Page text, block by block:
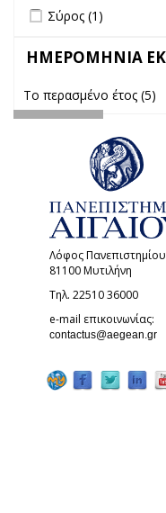
Apply Σύρος filter
Σύρος (1)
ΗΜΕΡΟΜΗΝΙΑ
Το περασμένο έτος (5)
Λόφος Πανεπιστημίου
81100 Μυτιλήνη
Τηλ. 22510 36000
e-mail επικοινωνίας:
contactus@aegean.gr